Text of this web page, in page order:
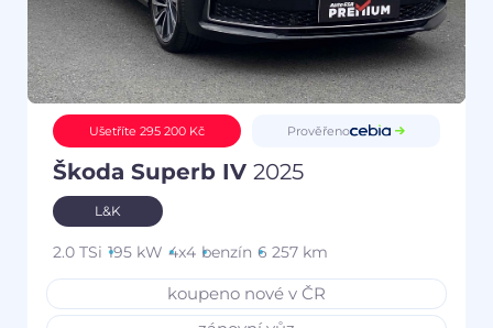
Ušetříte 295 200 Kč Prověřeno
Škoda Superb IV 2025
L&K
2.0 TSi 195 kW 4x4 benzín 6 257 km
koupeno nové v ČR